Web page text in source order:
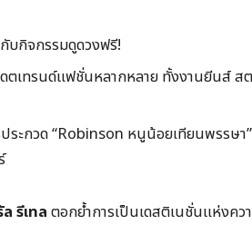
บกิจกรรมดูดวงฟรี!
ตเทรนด์แฟชั่นหลากหลาย ทั้งงานยีนส์
ระกวด “Robinson หนูน้อยเทียนพรรษ
รีเทล ตอกย้ำการเป็นเดสติเนชั่นแห่งค